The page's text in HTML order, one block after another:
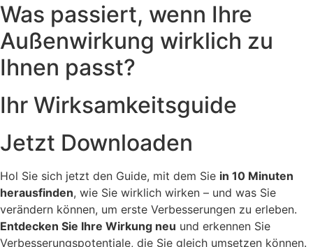
Was passiert, wenn Ihre
Außenwirkung wirklich zu
Ihnen passt?
Ihr Wirksamkeitsguide
Jetzt Downloaden
Hol Sie sich jetzt den Guide, mit dem Sie in 10 Minuten
herausfinden, wie Sie wirklich wirken – und was Sie
verändern können, um erste Verbesserungen zu erleben.
Entdecken Sie Ihre Wirkung neu und erkennen Sie
Verbesserungspotentiale, die Sie gleich umsetzen können.